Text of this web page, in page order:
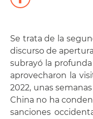
Se trata de la
discurso de
subrayó la
aprovecharon la
2022, unas
China no ha
sanciones